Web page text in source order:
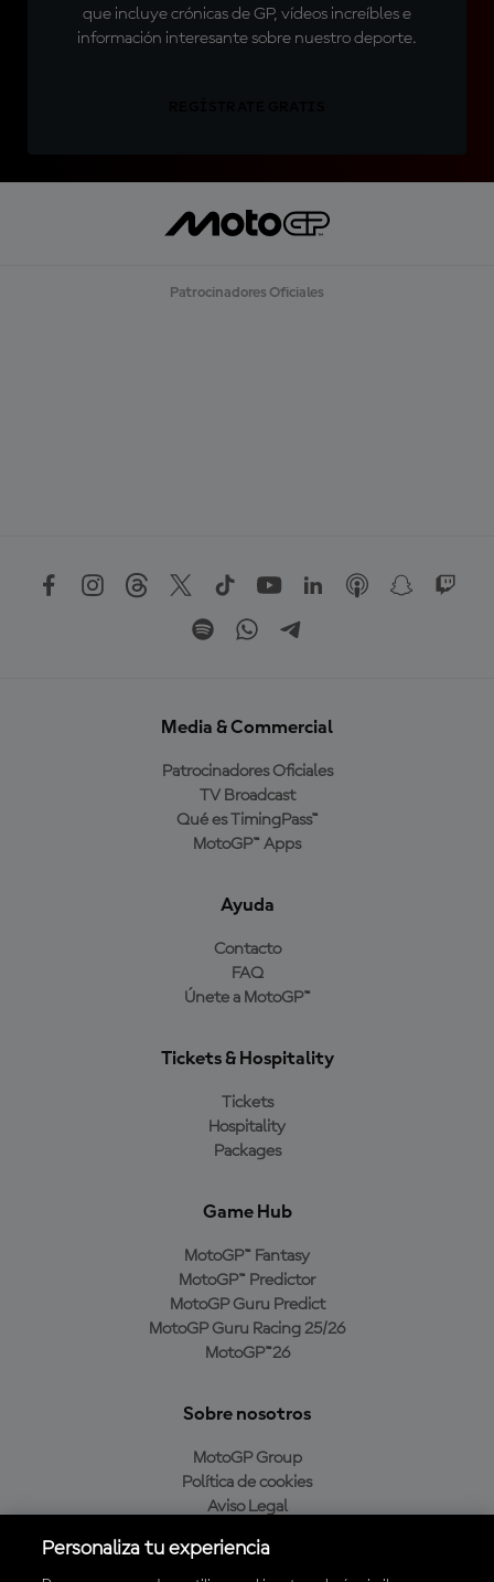
que incluye crónicas de GP, vídeos increíbles e
información interesante sobre nuestro deporte.
Patrocinadores Oficiales
Media & Commercial
Patrocinadores Oficiales
TV Broadcast
Qué es TimingPass™
MotoGP™ Apps
Ayuda
Contacto
FAQ
Únete a MotoGP™
Tickets & Hospitality
Tickets
Hospitality
Packages
Game Hub
MotoGP™ Fantasy
MotoGP™ Predictor
MotoGP Guru Predict
MotoGP Guru Racing 25/26
MotoGP™26
Sobre nosotros
MotoGP Group
Política de cookies
Aviso Legal
Política de compra
Personaliza tu experiencia